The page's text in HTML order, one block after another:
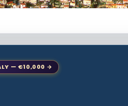
— €10,000 →